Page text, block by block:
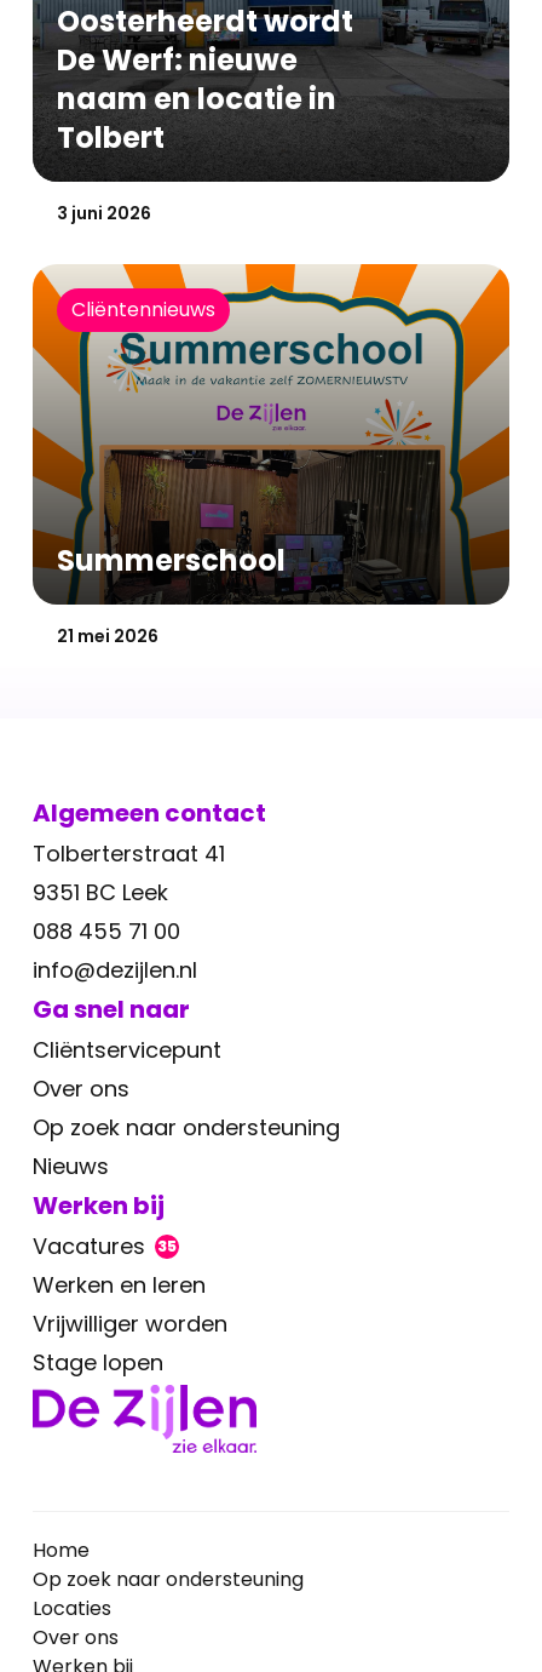
Oosterheerdt wordt
De Werf: nieuwe
naam en locatie in
Tolbert
Gepubliceerd op:
3 juni 2026
Cliëntennieuws
Summerschool
Gepubliceerd op:
21 mei 2026
Algemeen contact
Tolberterstraat 41
9351 BC Leek
088 455 71 00
info@dezijlen.nl
Ga snel naar
Cliëntservicepunt
Over ons
Op zoek naar ondersteuning
Nieuws
Werken bij
Vacatures 35
Werken en leren
Vrijwilliger worden
Stage lopen
Home
Op zoek naar ondersteuning
Locaties
Over ons
Werken bij